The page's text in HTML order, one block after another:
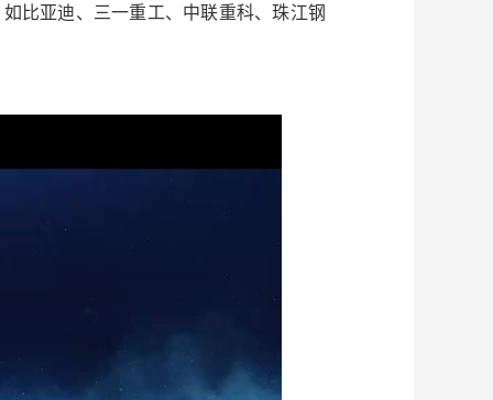
比亚迪、三一重工、中联重科、珠江钢